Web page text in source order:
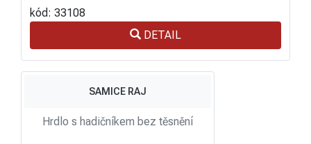
kód: 33108
DETAIL
SAMICE RAJ
Hrdlo s hadičníkem bez těsnění